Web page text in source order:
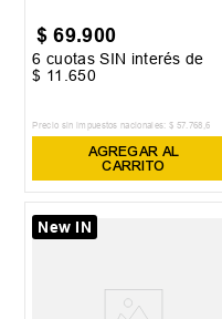
$ 69.900
6 cuotas SIN interés de
$ 11 .650
Precio sin impuestos nacionales: $ 57.768 ,6
AGREGAR AL
CARRITO
New IN